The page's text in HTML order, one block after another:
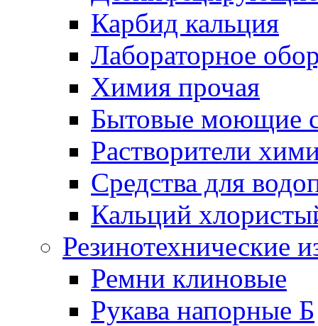
Карбид кальция
Лабораторное
Химия прочая
Бытовые моющие
Растворители
Средства для
Кальций
Резинотехнические
Ремни клиновые
Рукава напорные Б